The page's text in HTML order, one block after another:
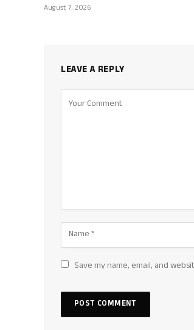
August 7, 2026
LEAVE A REPLY
Save my name, email, and